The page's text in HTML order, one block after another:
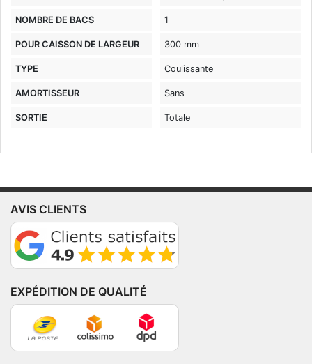
NOMBRE DE BACS 1
POUR CAISSON DE LARGEUR 300 mm
TYPE Coulissante
AMORTISSEUR Sans
SORTIE Totale
AVIS CLIENTS
EXPÉDITION DE QUALITÉ